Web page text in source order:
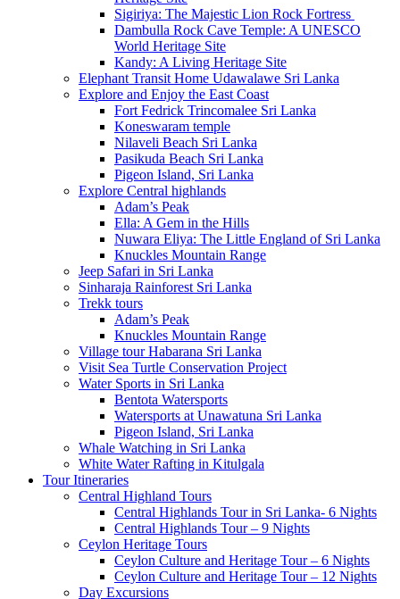
Sigiriya: The Majestic Lion Rock Fortress
Dambulla Rock Cave Temple: A UNESCO
World Heritage Site
Kandy: A Living Heritage Site
Elephant Transit Home Udawalawe Sri Lanka
Explore and Enjoy the East Coast
Fort Fedrick Trincomalee Sri Lanka
Koneswaram temple
Nilaveli Beach Sri Lanka
Pasikuda Beach Sri Lanka
Pigeon Island, Sri Lanka
Explore Central highlands
Adam’s Peak
Ella: A Gem in the Hills
Nuwara Eliya: The Little England of Sri Lanka
Knuckles Mountain Range
Jeep Safari in Sri Lanka
Sinharaja Rainforest Sri Lanka
Trekk tours
Adam’s Peak
Knuckles Mountain Range
Village tour Habarana Sri Lanka
Visit Sea Turtle Conservation Project
Water Sports in Sri Lanka
Bentota Watersports
Watersports at Unawatuna Sri Lanka
Pigeon Island, Sri Lanka
Whale Watching in Sri Lanka
White Water Rafting in Kitulgala
Tour Itineraries
Central Highland Tours
Central Highlands Tour in Sri Lanka- 6 Nights
Central Highlands Tour – 9 Nights
Ceylon Heritage Tours
Ceylon Culture and Heritage Tour – 6 Nights
Ceylon Culture and Heritage Tour – 12 Nights
Day Excursions